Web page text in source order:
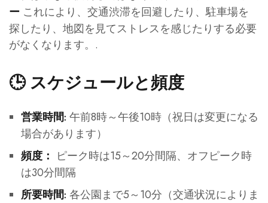
ー これにより、交通渋滞を回避したり、駐車場を
探したり、地図を見てストレスを感じたりする必要
がなくなります。.
🕒 スケジュールと頻度
営業時間: 午前8時～午後10時（祝日は変更になる
場合があります）
頻度：
ピーク時は15～20分間隔、オフピーク時
は30分間隔
所要時間: 各公園まで5～10分（交通状況によりま